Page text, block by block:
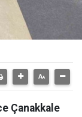
Çanakkale